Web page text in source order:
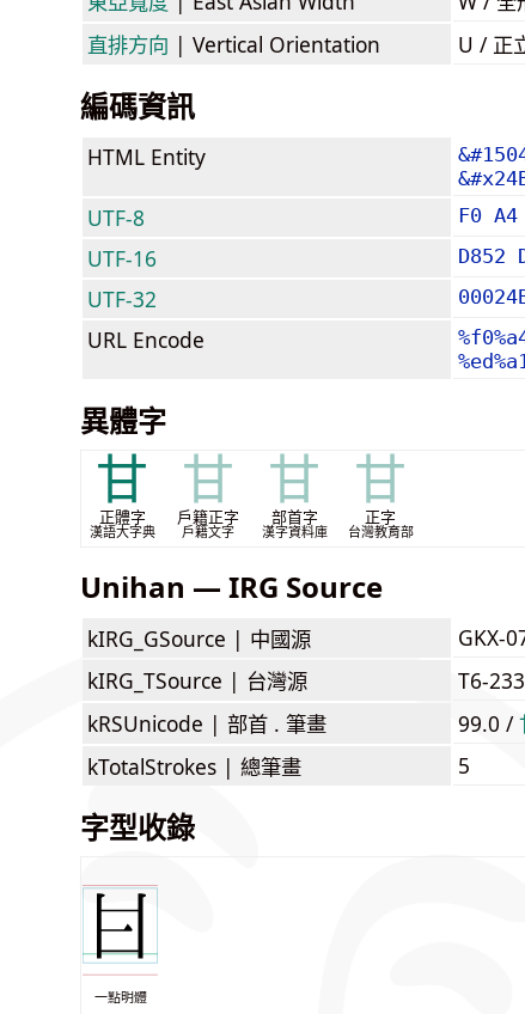
直排方向 | Vertical Orientation U / 正
編碼資訊
HTML Entity
UTF-8 F0 A4
UTF-16 D852
UTF-32
URL Encode
異體字
甘
正體字
漢語大字典
甘
戶籍正字
戶籍文字
甘
部首字
漢字資料庫
甘
正字
台灣教育部
Unihan — IRG Source
kIRG_GSource | 中國源
GKX-
kIRG_TSource | 台灣源
T6-
kRSUnicode | 部首 . 筆畫 99.0 /
kTotalStrokes | 總筆畫 5
字型收錄
一點明體